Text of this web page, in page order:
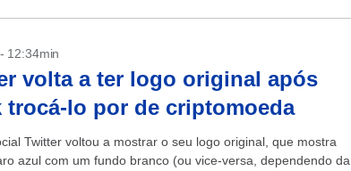
12:34min
volta a ter logo original após
trocá-lo por de criptomoeda
Twitter voltou a mostrar o seu logo original, que mostra
azul com um fundo branco (ou vice-versa, dependendo da